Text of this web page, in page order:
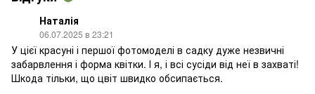
Наталія
06.07.2025 в 23:21
У цієї красуні і першої фотомоделі в садку дуже незвичні
забарвлення і форма квітки. І я, і всі сусіди від неї в захваті!
Шкода тільки, що цвіт швидко обсипається.